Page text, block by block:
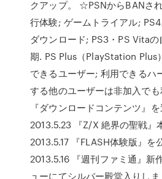
クアップ。 ☆PSNからBANさ
行体験; ゲームトライアル;
ダウンロード; PS3・PS Vita
期. PS Plus（PlayStation Plus
できるユーザー; 利用できるハ
する他のユーザーは非加入で
『ダウンロードコンテンツ』
2013.5.23 『Z/X 絶界の聖戦』
2013.5.17 『FLASH体験版』を
2013.5.16 『週刊ファミ通』新
ューにてシルバー殿堂入りし